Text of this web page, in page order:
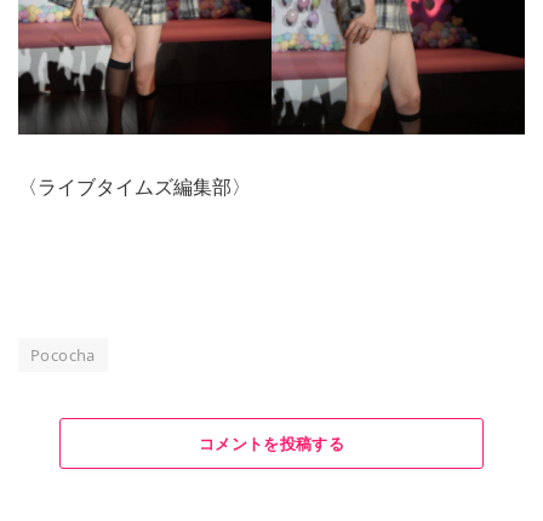
〈ライブタイムズ編集部〉
Pococha
コメントを投稿する